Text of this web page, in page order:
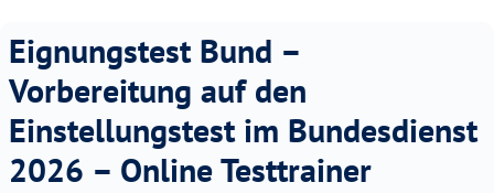
Eignungstest Bund –
Vorbereitung auf den
Einstellungstest im Bundesdienst
2026 – Online Testtrainer